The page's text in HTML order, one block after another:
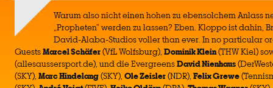
Warum also nicht einen hohen zu ebensolchem Anlass
„Propheten“ werden zu lassen? Eben. Kloppo ist dahin,
David-Alaba-Studios voller than ever. In no particular
GuestsMarcel Schäfer(VfL Wolfsburg), Dominik Klein(THW Kiel)
(allesaussersport.de), und die EvergreensDavid Nienhaus
(SKY), Marc Hindelang(SKY), Ole Zeisler(NDR), Felix Grewe